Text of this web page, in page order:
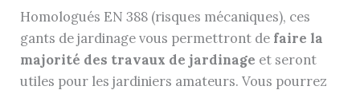
Homologués EN 388 (risques mécaniques), ces
gants de jardinage vous permettront de faire la
majorité des travaux de jardinage et seront
utiles pour les jardiniers amateurs. Vous pourrez